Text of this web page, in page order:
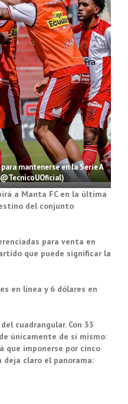
mantenerse en la Serie A
a Manta FC en la última
del conjunto
para venta en
que puede significar la
en línea y 6 dólares en
cuadrangular. Con 33
únicamente de sí mismo:
que imponerse por cinco
deja claro el panorama: